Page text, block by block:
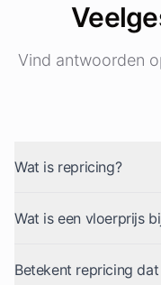
Vind antwoorden
Wat is repricing?
Wat is een vloerprijs
Betekent repricing